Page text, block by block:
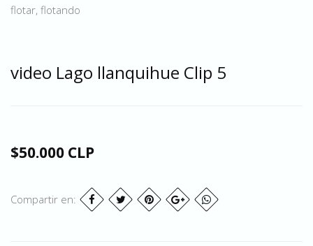
flotar, flotando
video Lago llanquihue Clip 5
$50.000 CLP
Compartir en: